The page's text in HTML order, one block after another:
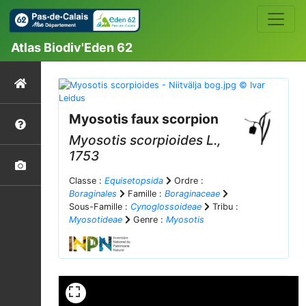
Atlas Biodiv'Eden 62
Myosotis faux scorpion
Myosotis scorpioides L.,
1753
Classe : Equisetopsida
Ordre :
Boraginales
Famille : Boraginaceae
Sous-Famille : Cynoglossoideae
Tribu :
Myosotideae
Genre : Myosotis